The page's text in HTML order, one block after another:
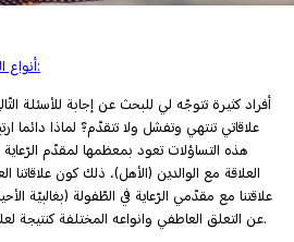
أنواع التعلق العاطفي المختلفة:
أفراد كثيرة تتوجّه لي للبحث عن إجابة للأسئلة
علاقاتي تنتهي وتفشل ولا تتقدّم؟ لماذا دائما
هذه التساؤلات تعود بمعظمها لمقدّم الرّعاية
العلاقة مع الوالدين (الأهل)، ذلك كون علاقاتنا
علاقتنا مع مقدّمي الرّعاية في الطّفولة (بغالبيّة
عن التعلق العاطفي وانواعه المختلفة كنتيجة لعلاقتنا مع مقدم الرعاية في طفولتنا.